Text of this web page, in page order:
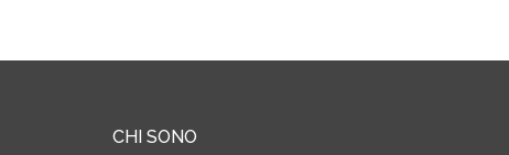
CHI SONO